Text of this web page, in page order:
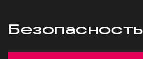
Безопасность